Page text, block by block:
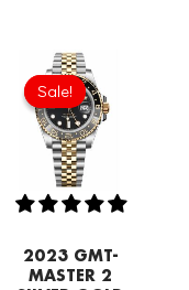
Sale!
Sale!
2023 GMT-
MASTER 2